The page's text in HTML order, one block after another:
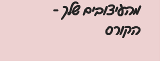
מהעיצובים שלך -
הקורס